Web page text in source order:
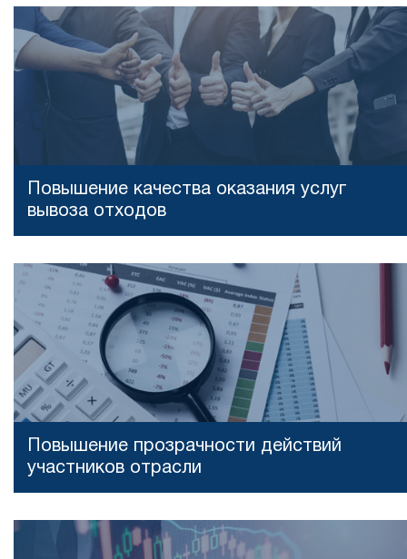
Повышение качества оказания услуг
вывоза отходов
Повышение прозрачности действий
участников отрасли